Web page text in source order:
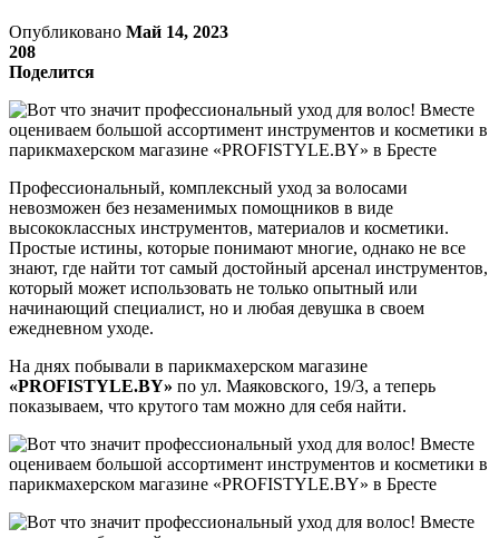
Опубликовано Май 14, 2023
208
Поделится
Профессиональный, комплексный уход за волосами
невозможен без незаменимых помощников в виде
высококлассных инструментов, материалов и косметики.
Простые истины, которые понимают многие, однако не все
знают, где найти тот самый достойный арсенал инструментов,
который может использовать не только опытный или
начинающий специалист, но и любая девушка в своем
ежедневном уходе.
На днях побывали в парикмахерском магазине
«PROFISTYLE.BY» по ул. Маяковского, 19/3, а теперь
показываем, что крутого там можно для себя найти.